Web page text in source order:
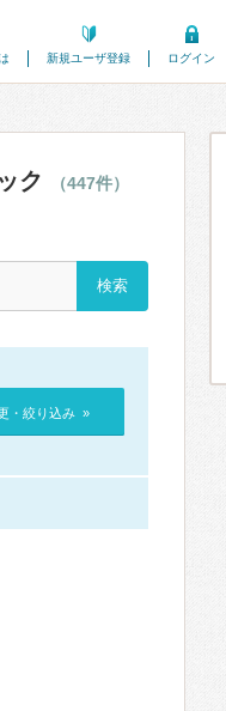
新規ユーザ登録 ログイン
ク （447件）
・絞り込み »